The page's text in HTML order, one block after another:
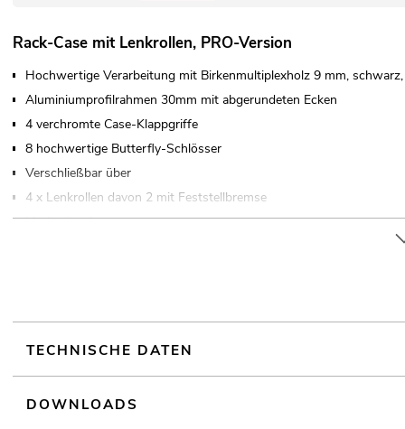
Rack-Case mit Lenkrollen, PRO-Version
Hochwertige Verarbeitung mit Birkenmultiplexholz 9 mm,
Aluminiumprofilrahmen 30mm mit abgerundeten Ecken
4 verchromte Case-Klappgriffe
8 hochwertige Butterfly-Schlösser
Verschließbar über
4 x Lenkrollen davon 2 mit Feststellbremse
Markenhardware
Made in Europe
Weiterführende Informationen zu diesem Produkt finden Sie unter
TECHNISCHE DATEN
DOWNLOADS